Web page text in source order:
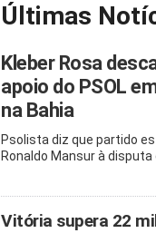
Últimas
Kleber Rosa
apoio do PSOL
na Bahia
Psolista diz que partido
Ronaldo Mansur à disputa
Vitória supera 22